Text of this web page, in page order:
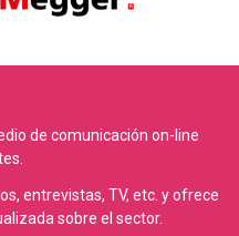
de comunicación on-line
entrevistas, TV, etc. y ofrece
sobre el sector.